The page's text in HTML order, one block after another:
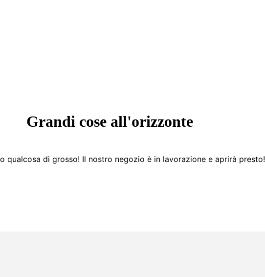
Grandi cose all'orizzonte
qualcosa di grosso! Il nostro negozio è in lavorazione e aprirà presto!